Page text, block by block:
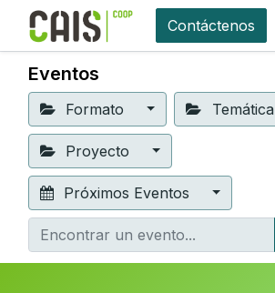
Contáctenos
Eventos
Formato Temática
Proyecto
Próximos Eventos